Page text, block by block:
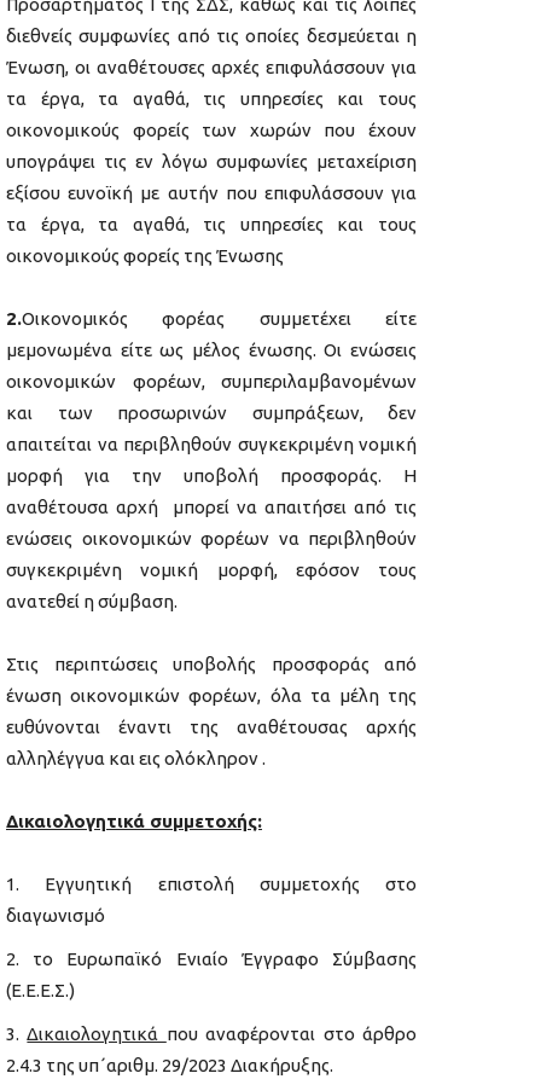
Προσαρτήματος I της ΣΔΣ, καθώς και τις λοιπές
διεθνείς συμφωνίες από τις οποίες δεσμεύεται η
Ένωση, οι αναθέτουσες αρχές επιφυλάσσουν για
τα έργα, τα αγαθά, τις υπηρεσίες και τους
οικονομικούς φορείς των χωρών που έχουν
υπογράψει τις εν λόγω συμφωνίες μεταχείριση
εξίσου ευνοϊκή με αυτήν που επιφυλάσσουν για
τα έργα, τα αγαθά, τις υπηρεσίες και τους
οικονομικούς φορείς της Ένωσης
2.Οικονομικός φορέας συμμετέχει είτε
μεμονωμένα είτε ως μέλος ένωσης. Οι ενώσεις
οικονομικών φορέων, συμπεριλαμβανομένων
και των προσωρινών συμπράξεων, δεν
απαιτείται να περιβληθούν συγκεκριμένη νομική
μορφή για την υποβολή προσφοράς. Η
αναθέτουσα αρχή μπορεί να απαιτήσει από τις
ενώσεις οικονομικών φορέων να περιβληθούν
συγκεκριμένη νομική μορφή, εφόσον τους
ανατεθεί η σύμβαση.
Στις περιπτώσεις υποβολής προσφοράς από
ένωση οικονομικών φορέων, όλα τα μέλη της
ευθύνονται έναντι της αναθέτουσας αρχής
αλληλέγγυα και εις ολόκληρον .
Δικαιολογητικά συμμετοχής:
Εγγυητική επιστολή συμμετοχής στο
διαγωνισμό
το Ευρωπαϊκό Ενιαίο Έγγραφο Σύμβασης
(Ε.Ε.Ε.Σ.)
Δικαιολογητικά που αναφέρονται στο άρθρο
2.4.3 της υπ΄αριθμ. 29/2023 Διακήρυξης.